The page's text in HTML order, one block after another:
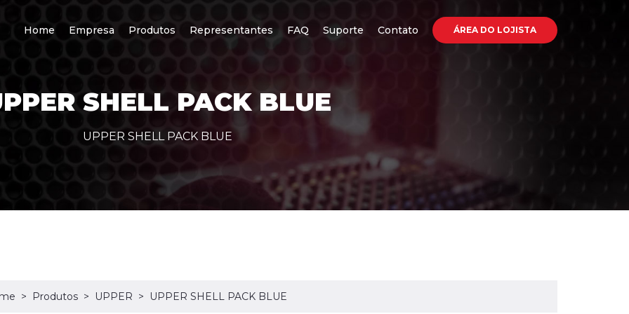
Home Empresa Produtos Representantes FAQ Suporte Contato ÁREA DO LOJISTA
SHELL PACK BLUE
UPPER SHELL PACK BLUE
Produtos UPPER UPPER SHELL PACK BLUE